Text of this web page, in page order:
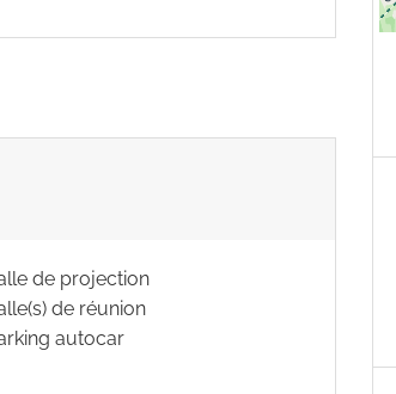
de projection
de réunion
autocar